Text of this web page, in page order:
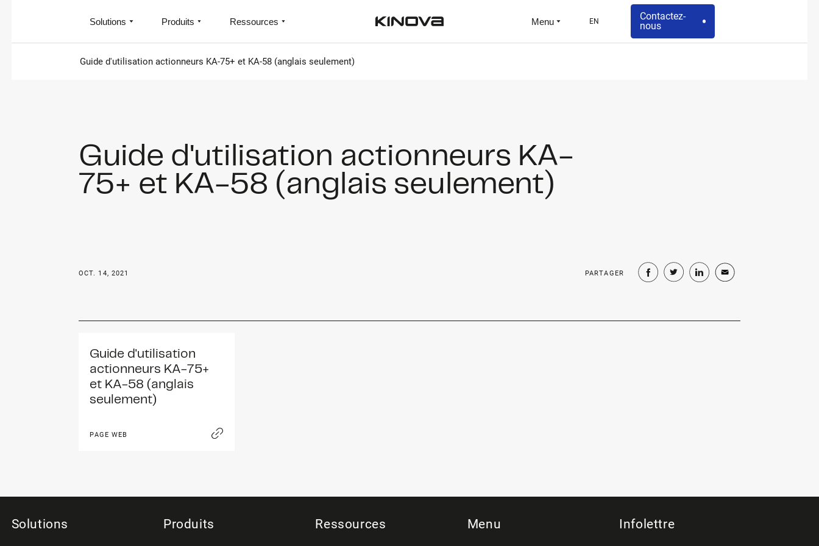
Solutions Produits Ressources Menu EN
Contactez-
nous
Guide d'utilisation actionneurs KA-75+ et KA-58 (anglais seulement)
Guide d'utilisation actionneurs KA-
75+ et KA-58 (anglais seulement)
OCT. 14, 2021 PARTAGER
Guide d'utilisation
actionneurs KA-75+
et KA-58 (anglais
seulement)
PAGE WEB
Solutions Produits Ressources Menu Infolettre